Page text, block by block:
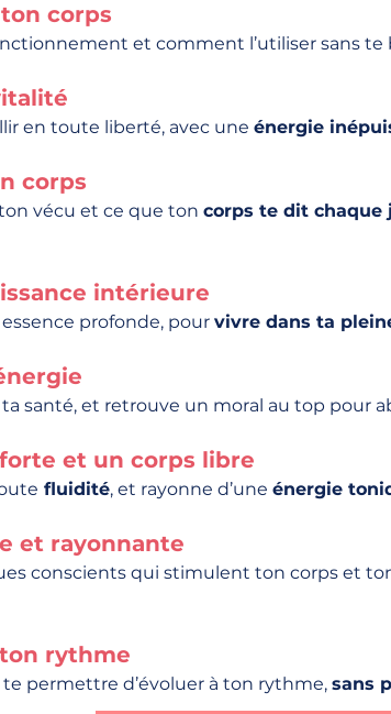
corps
et comment l’utiliser sans te
en toute liberté, avec une énergie
corps
vécu et ce que ton corps te dit chaque
intérieure
profonde, pour vivre dans ta
santé, et retrouve un moral au top pour
et un corps libre
fluidité, et rayonne d’une énergie
et rayonnante
conscients qui stimulent ton corps et
rythme
permettre d’évoluer à ton rythme, sans